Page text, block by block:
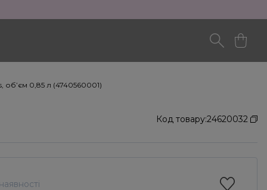
об’єм 0,85 л (4740560001)
Код товару:24620032